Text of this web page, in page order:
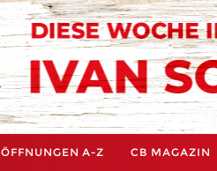
A-Z CB MAGAZIN